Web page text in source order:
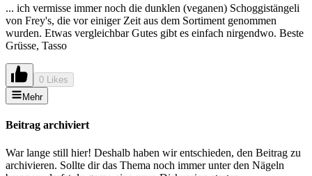
... ich vermisse immer noch die dunklen (veganen) Schoggistängeli
von Frey's, die vor einiger Zeit aus dem Sortiment genommen
wurden. Etwas vergleichbar Gutes gibt es einfach nirgendwo. Beste
Grüsse, Tasso
0 Likes
Mehr
Beitrag archiviert
War lange still hier! Deshalb haben wir entschieden, den Beitrag zu
archivieren. Sollte dir das Thema noch immer unter den Nägeln